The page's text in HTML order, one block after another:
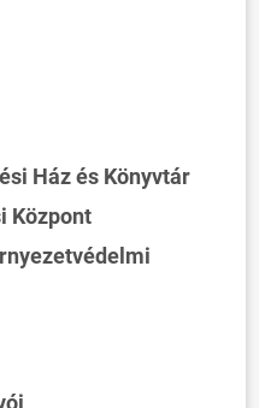
Ház és Könyvtár
Központ